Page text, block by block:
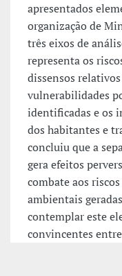
apresentados
organização de
três eixos de
representa os
dissensos relativos
vulnerabilidades
identificadas e os
dos habitantes e
concluiu que a
gera efeitos
combate aos
ambientais
contemplar este
convincentes